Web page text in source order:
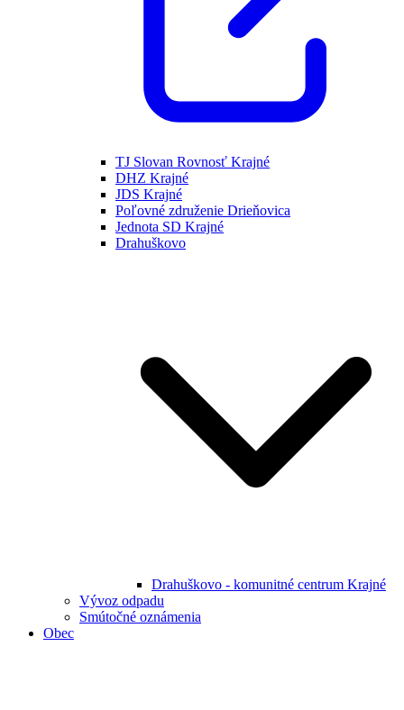
TJ Slovan Rovnosť Krajné
DHZ Krajné
JDS Krajné
Poľovné združenie Drieňovica
Jednota SD Krajné
Drahuškovo
Drahuškovo - komunitné centrum Krajné
Vývoz odpadu
Smútočné oznámenia
Obec